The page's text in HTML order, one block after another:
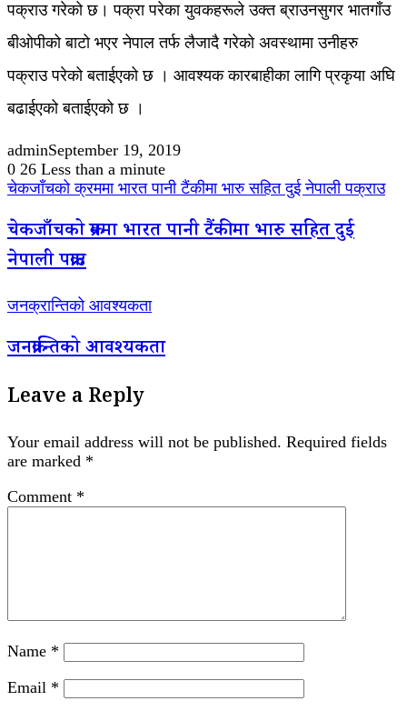
पक्राउ गरेको छ। पक्रा परेका युवकहरूले उक्त ब्राउनसुगर भातगाँउ
बीओपीको बाटो भएर नेपाल तर्फ लैजादै गरेको अवस्थामा उनीहरु
पक्राउ परेको बताईएको छ । आवश्यक कारबाहीका लागि प्रकृया अघि
बढाईएको बताईएको छ ।
adminSeptember 19, 2019
0 26 Less than a minute
चेकजाँचको क्रममा भारत पानी टैंकीमा भारु सहित दुई नेपाली पक्राउ
चेकजाँचको क्रममा भारत पानी टैंकीमा भारु सहित दुई
नेपाली पक्राउ
जनक्रान्तिको आवश्यकता
जनक्रान्तिको आवश्यकता
Leave a Reply
Your email address will not be published. Required fields
are marked *
Comment *
Name *
Email *